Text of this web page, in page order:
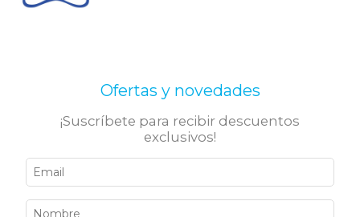
Ofertas y novedades
¡Suscríbete para recibir descuentos
exclusivos!